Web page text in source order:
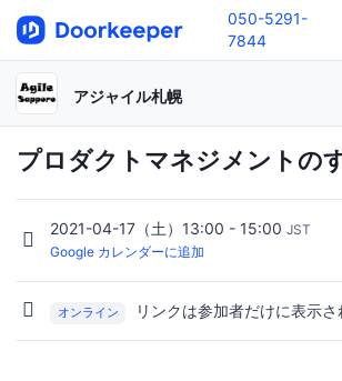
050-5291-
7844
アジャイル札幌
プロダクトマネジメントの
2021-04-17（土）13:00 - 15:00 JST
Google カレンダーに追加
オンライン リンクは参加者だけに表示さ